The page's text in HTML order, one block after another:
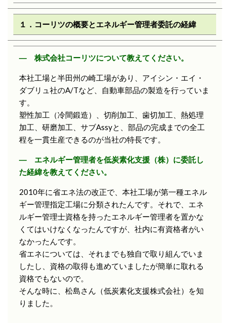
１．コーリツの概要とエネルギー管理者委託の経緯
― 株式会社コーリツについて教えてください。
本社工場と半田州の崎工場があり、アイシン・エイ・
ダブリュ社のA/Tなど、自動車部品の製造を行っていま
す。
塑性加工（冷間鍛造）、切削加工、歯切加工、熱処理
加工、研磨加工、サブAssyと、部品の完成までの全工
程を一貫生産できるのが当社の特長です。
― エネルギー管理者を低炭素化支援（株）に委託し
た経緯を教えてください。
2010年に省エネ法の改正で、本社工場が第一種エネル
ギー管理指定工場に分類されたんです。それで、エネ
ルギー管理士資格を持ったエネルギー管理者を置かな
くてはいけなくなったんですが、社内に有資格者がい
なかったんです。
省エネについては、それまでも独自で取り組んでいま
したし、資格の取得も進めていましたが簡単に取れる
資格でもないので。
そんな時に、松島さん（低炭素化支援株式会社）を知
りました。